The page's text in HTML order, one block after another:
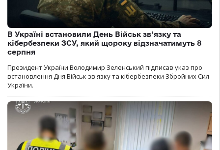
В Україні встановили День Військ зв’язку та
кібербезпеки ЗСУ, який щороку відзначатимуть 8
серпня
Президент України Володимир Зеленський підписав указ про
встановлення Дня Військ зв'язку та кібербезпеки Збройних Сил
України.